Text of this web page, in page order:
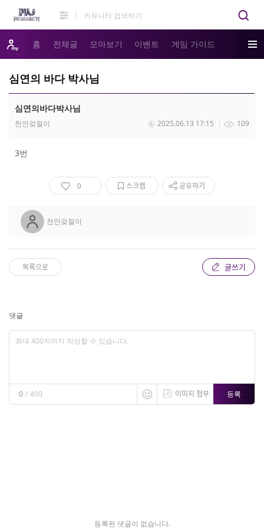
홈 전체글 모아보기 이벤트 게임 가이드
심연의 바다 박사님
심연의바다박사님
천안겆절이 109
2025.06.13 17:15
3번
0 스크랩 공유하기
천안겆절이
목록으로 글쓰기
댓글
0 / 400 이미지 첨부 등록
등록된 댓글이 없습니다.